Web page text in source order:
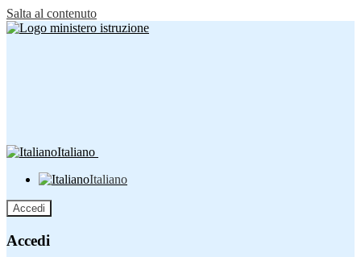
Salta al contenuto
Italiano
Italiano
Accedi
Accedi